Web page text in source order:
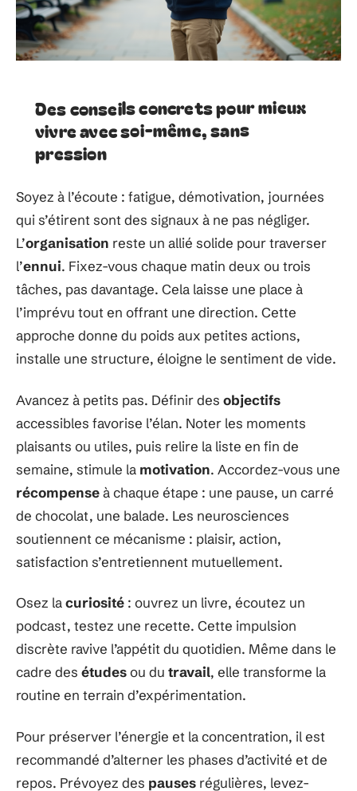
Des conseils concrets pour mieux
vivre avec soi-même, sans
pression
Soyez à l’écoute : fatigue, démotivation, journées
qui s’étirent sont des signaux à ne pas négliger.
L’organisation reste un allié solide pour traverser
l’ennui. Fixez-vous chaque matin deux ou trois
tâches, pas davantage. Cela laisse une place à
l’imprévu tout en offrant une direction. Cette
approche donne du poids aux petites actions,
installe une structure, éloigne le sentiment de vide.
Avancez à petits pas. Définir des objectifs
accessibles favorise l’élan. Noter les moments
plaisants ou utiles, puis relire la liste en fin de
semaine, stimule la motivation. Accordez-vous une
récompenseà chaque étape : une pause, un carré
de chocolat, une balade. Les neurosciences
soutiennent ce mécanisme : plaisir, action,
satisfaction s’entretiennent mutuellement.
Osez lacuriosité : ouvrez un livre, écoutez un
podcast, testez une recette. Cette impulsion
discrète ravive l’appétit du quotidien. Même dans le
cadre des étudesou du travail, elle transforme la
routine en terrain d’expérimentation.
Pour préserver l’énergie et la concentration, il est
recommandé d’alterner les phases d’activité et de
repos. Prévoyez des pauses régulières, levez-